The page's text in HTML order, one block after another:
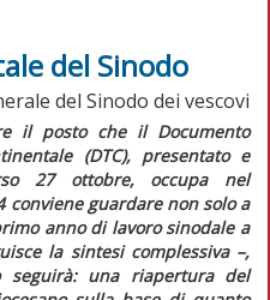
del Sinodo
del Sinodo dei vescovi
il posto che il Documento
(DTC), presentato e
27 ottobre, occupa nel
conviene guardare non solo a
anno di lavoro sinodale a
la sintesi complessiva –,
una riapertura del